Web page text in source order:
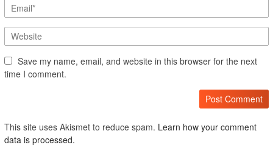
Save my name, email, and website in this browser for the next
time I comment.
This site uses Akismet to reduce spam. Learn how your comment
data is processed.